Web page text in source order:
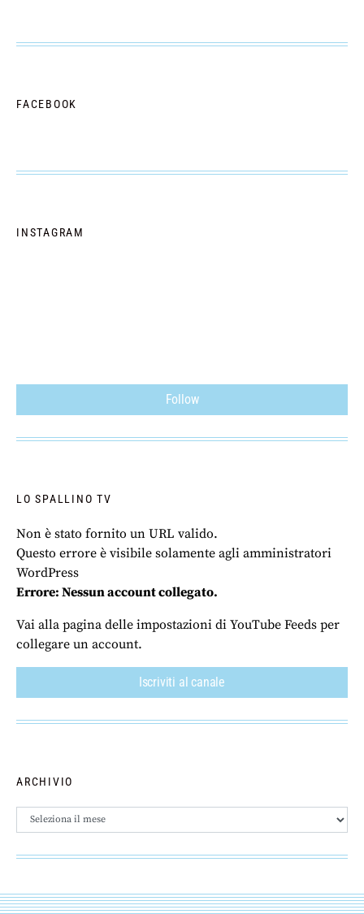
FACEBOOK
INSTAGRAM
Follow
LO SPALLINO TV
Non è stato fornito un URL valido.
Questo errore è visibile solamente agli amministratori
WordPress
Errore: Nessun account collegato.
Vai alla pagina delle impostazioni di YouTube Feeds per
collegare un account.
Iscriviti al canale
ARCHIVIO
Archivio